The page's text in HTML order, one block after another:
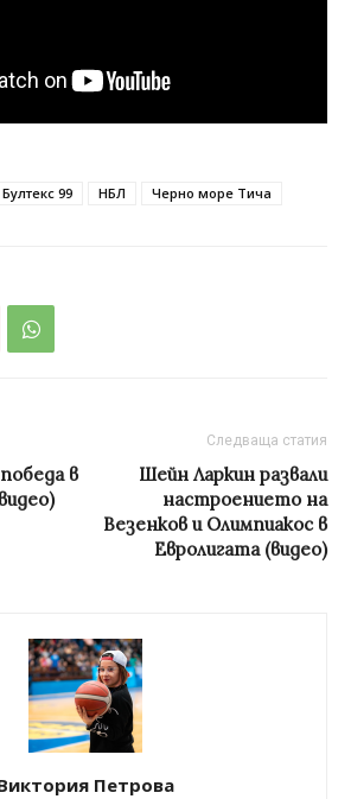
99 НБЛ Черно море Тича
в
Следваща статия
Шейн Ларкин развали
настроението на
Везенков и Олимпиакос в
Евролигата (видео)
Петрова